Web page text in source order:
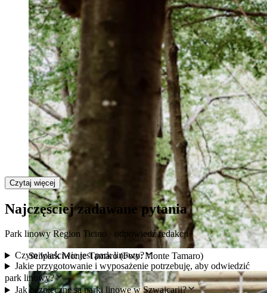
Seilpark Monte Tamaro (Foto: Monte Tamaro)
Czytaj więcej
Najczęściej zadawane pytania
Park linowy Region Ticino · odpowiedź redakcji
Czym właściwie jest park linowy?
Jakie przygotowanie i wyposażenie potrzebuję, aby odwiedzić
park linowy?
Jak bezpieczne są parki linowe w Szwajcarii?